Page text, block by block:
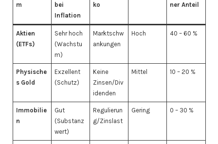
m
bei
Inflation
ko
ner Anteil
Aktien
(ETFs)
Sehr hoch
(Wachstu
m)
Marktschw
ankungen
Hoch 40 – 60 %
Physische
s Gold
Exzellent
(Schutz)
Keine
Zinsen/Div
idenden
Mittel 10 – 20 %
Immobilie
n
Gut
(Substanz
wert)
Regulierun
g/Zinslast
Gering 0 – 30 %